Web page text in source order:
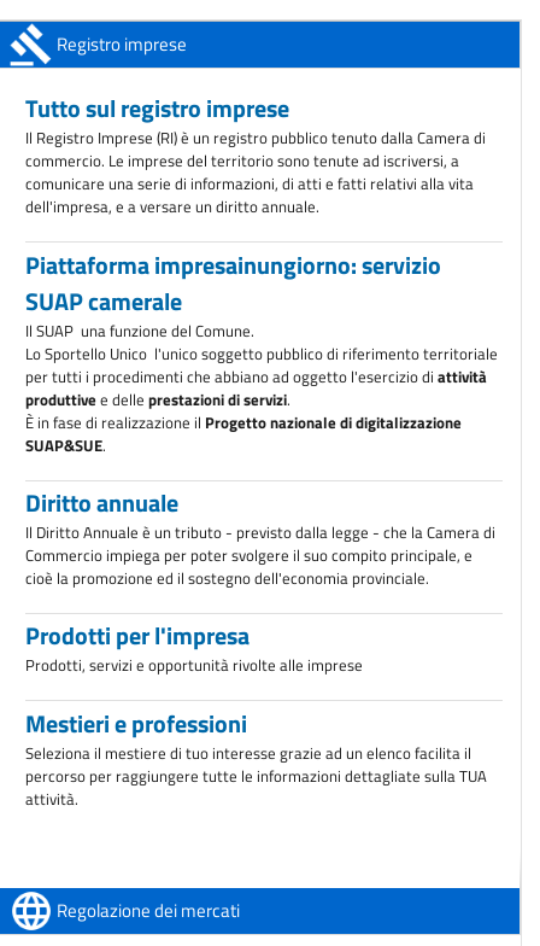
ANAC: obbligo di registrazione degli operatori economici
ottobre 2025
Registro imprese
Tutto sul registro imprese
Il Registro Imprese (RI) è un registro pubblico tenuto dalla Camera di
commercio. Le imprese del territorio sono tenute ad iscriversi, a
comunicare una serie di informazioni, di atti e fatti relativi alla vita
dell'impresa, e a versare un diritto annuale.
Piattaforma impresainungiorno: servizio
SUAP camerale
Il SUAP  una funzione del Comune.
Lo Sportello Unico  l'unico soggetto pubblico di riferimento territoriale
per tutti i procedimenti che abbiano ad oggetto l'esercizio di attività
produttivee delle prestazioni di servizi.
È in fase di realizzazione il Progetto nazionale di digitalizzazione
SUAP&SUE.
Diritto annuale
Il Diritto Annuale è un tributo - previsto dalla legge - che la Camera di
Commercio impiega per poter svolgere il suo compito principale, e
cioè la promozione ed il sostegno dell'economia provinciale.
Prodotti per l'impresa
Prodotti, servizi e opportunità rivolte alle imprese
Mestieri e professioni
Seleziona il mestiere di tuo interesse grazie ad un elenco facilita il
percorso per raggiungere tutte le informazioni dettagliate sulla TUA
attività.
Regolazione dei mercati